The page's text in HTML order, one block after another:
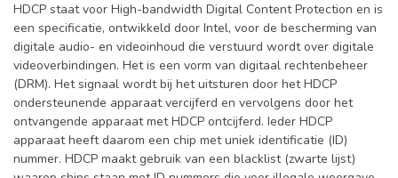
HDCP staat voor High-bandwidth Digital Content Protection en is
een specificatie, ontwikkeld door Intel, voor de bescherming van
digitale audio- en videoinhoud die verstuurd wordt over digitale
videoverbindingen. Het is een vorm van digitaal rechtenbeheer
(DRM). Het signaal wordt bij het uitsturen door het HDCP
ondersteunende apparaat vercijferd en vervolgens door het
ontvangende apparaat met HDCP ontcijferd. Ieder HDCP
apparaat heeft daarom een chip met uniek identificatie (ID)
nummer. HDCP maakt gebruik van een blacklist (zwarte lijst)